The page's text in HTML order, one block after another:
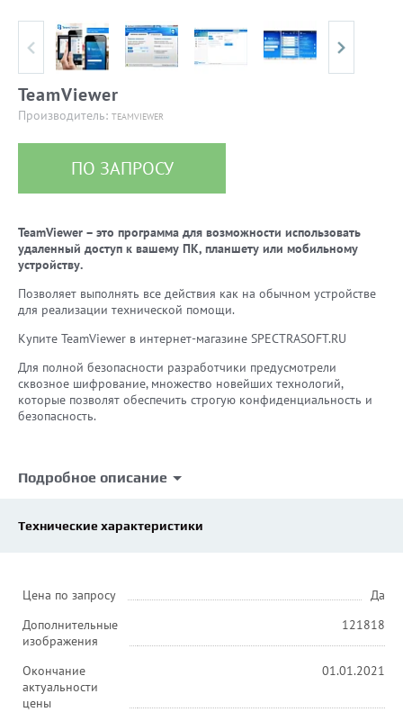
TeamViewer
Производитель: TEAMVIEWER
ПО ЗАПРОСУ
TeamViewer – это программа для возможности использовать
удаленный доступ к вашему ПК, планшету или мобильному
устройству.
Позволяет выполнять все действия как на обычном устройстве
для реализации технической помощи.
Купите TeamViewer в интернет-магазине SPECTRASOFT.RU
Для полной безопасности разработчики предусмотрели
сквозное шифрование, множество новейших технологий,
которые позволят обеспечить строгую конфиденциальность и
безопасность.
Подробное описание
Технические характеристики
Цена по запросу
Да
Дополнительные
изображения
121818
Окончание
актуальности
цены
01.01.2021